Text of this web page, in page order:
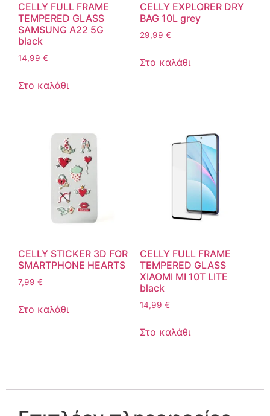
CELLY FULL FRAME
TEMPERED GLASS
SAMSUNG A22 5G
black
14,99 €
Στο καλάθι
CELLY EXPLORER DRY
BAG 10L grey
29,99 €
Στο καλάθι
CELLY STICKER 3D FOR
SMARTPHONE HEARTS
7,99 €
Στο καλάθι
CELLY FULL FRAME
TEMPERED GLASS
XIAOMI MI 10T LITE
black
14,99 €
Στο καλάθι